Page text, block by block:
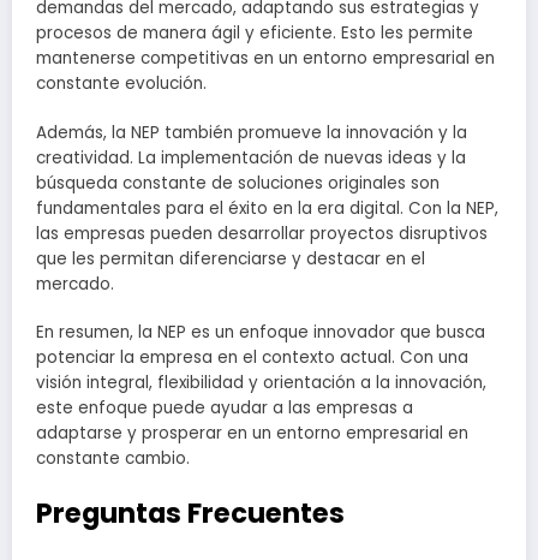
demandas del mercado, adaptando sus estrategias y
procesos de manera ágil y eficiente. Esto les permite
mantenerse competitivas en un entorno empresarial en
constante evolución.
Además, la NEP también promueve la innovación y la
creatividad. La implementación de nuevas ideas y la
búsqueda constante de soluciones originales son
fundamentales para el éxito en la era digital. Con la NEP,
las empresas pueden desarrollar proyectos disruptivos
que les permitan diferenciarse y destacar en el
mercado.
En resumen, la NEP es un enfoque innovador que busca
potenciar la empresa en el contexto actual. Con una
visión integral, flexibilidad y orientación a la innovación,
este enfoque puede ayudar a las empresas a
adaptarse y prosperar en un entorno empresarial en
constante cambio.
Preguntas Frecuentes